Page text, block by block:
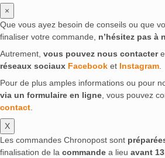
×
Que vous ayez besoin de conseils ou que
finaliser votre commande, n’hésitez pas à
Autrement, vous pouvez nous contacter
réseaux sociaux Facebook et Instagram
Pour de plus amples informations ou pour
via un formulaire en ligne , vous pouvez
contact
X
Les commandes Chronopost sont
finalisation de la commande a lieu avant